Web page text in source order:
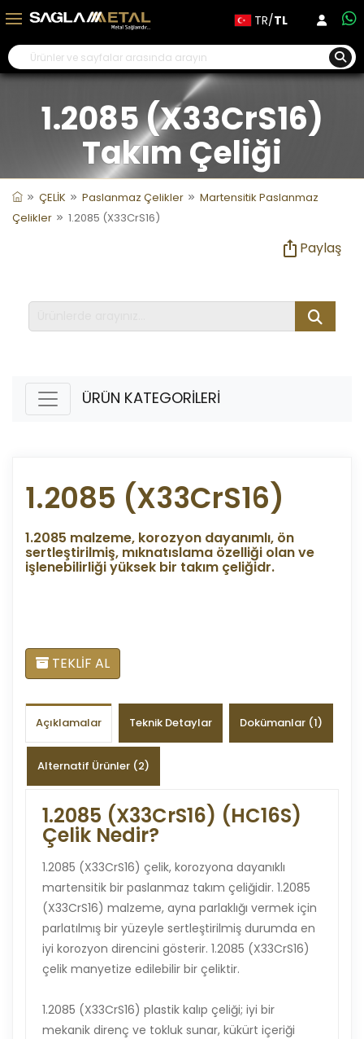
TR/TL
1.2085 (X33CrS16)
Takım Çeliği
ÇELİK Paslanmaz Çelikler
Martensitik Paslanmaz
Çelikler
1.2085 (X33CrS16)
Paylaş
ÜRÜN KATEGORİLERİ
1.2085 (X33CrS16)
1.2085 malzeme, korozyon dayanımlı, ön
sertleştirilmiş, mıknatıslama özelliği olan ve
işlenebilirliği yüksek bir takım çeliğidr.
TEKLİF AL
Açıklamalar Teknik Detaylar Dokümanlar (1)
Alternatif Ürünler (2)
1.2085 (X33CrS16) (HC16S)
Çelik Nedir?
1.2085 (X33CrS16) çelik, korozyona dayanıklı
martensitik bir paslanmaz takım çeliğidir. 1.2085
(X33CrS16) malzeme, ayna parlaklığı vermek için
parlatılmış bir yüzeyle sertleştirilmiş durumda en
iyi korozyon direncini gösterir. 1.2085 (X33CrS16)
çelik manyetize edilebilir bir çeliktir.
1.2085 (X33CrS16) plastik kalıp çeliği; iyi bir
mekanik direnç ve tokluk sunar, kükürt içeriği